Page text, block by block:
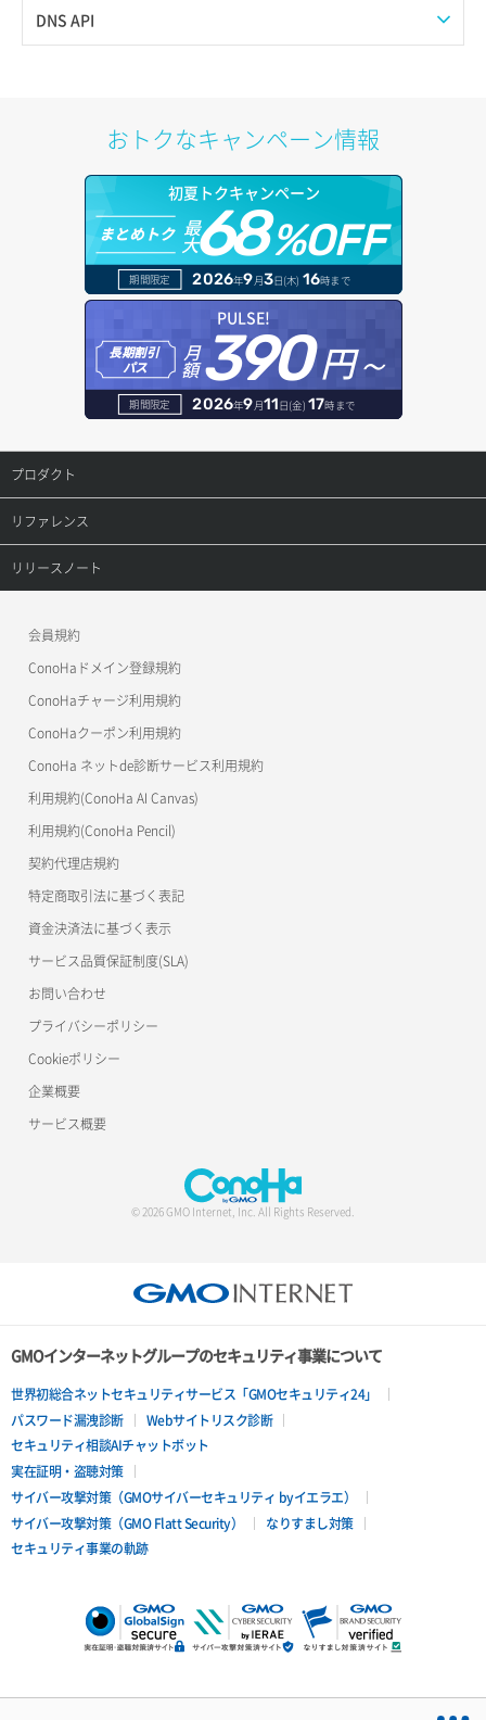
サブネット一覧取得
サブネット詳細取得
セキュリティグループ ルール一覧取得
セキュリティグループ ルール作成
セキュリティグループ ルール削除
セキュリティグループ ルール詳細取得
セキュリティグループ一覧取得
ネットワーク一覧取得
ネットワーク作成（ローカルネットワーク用）
ネットワーク削除（ローカルネットワーク用）
ネットワーク詳細取得
ポート一覧取得
ポート作成（ローカルネットワーク用）
ポート作成（追加IP用）
ポート削除
ポート詳細取得
プール作成
ヘルスモニタ一覧取得
ヘルスモニタ作成
ヘルスモニタ削除
ヘルスモニタ更新
ヘルスモニタ詳細取得
メンバー更新
メンバー詳細取得
メンバー追加
リスナー作成
リスナー削除
リスナー更新
リスナー詳細取得
ロードバランサー一覧取得
ロードバランサー削除
ロードバランサー更新
ロードバランサー詳細取得
ロードバランサー追加
Web公開
オブジェクトダウンロード
オブジェクトバージョン管理
オブジェクト一覧取得
オブジェクト削除
オブジェクト削除予約
オブジェクト複製
オブジェクト詳細取得
コンテナ一覧取得
コンテナ作成
コンテナ削除
ラージオブジェクトアップロード(DLO)
一時的Web公開
DNS API
ドメイン情報登録
ドメイン詳細取得
レコード一覧取得
レコード作成
レコード更新
レコード詳細取得
おトクなキャンペーン情報
初夏トクキャンペーン
まとめトク 最
大68%OFF
期間限定 2026年9月3日(木) 16時まで
PULSE!
長期割引
パス
月
額390円～
期間限定 2026年9月11日(金) 17時まで
プロダクト
プロダクトトップ
ConoHa VPS(Ver.3.0)
ConoHa for GAME
リファレンス
リファレンストップ
OpenStack CLI
Terraform
s3cmd
公開API(ConoHa VPS Ver.2.0)
リリースノート
会員規約
ConoHaドメイン登録規約
ConoHaチャージ利用規約
ConoHaクーポン利用規約
ConoHa ネットde診断サービス利用規約
利用規約(ConoHa AI Canvas)
利用規約(ConoHa Pencil)
契約代理店規約
特定商取引法に基づく表記
資金決済法に基づく表示
サービス品質保証制度(SLA)
お問い合わせ
プライバシーポリシー
Cookieポリシー
企業概要
サービス概要
© 2026 GMO Internet, Inc. All Rights Reserved.
GMOインターネットグループのセキュリティ事業について
世界初総合ネットセキュリティサービス「GMOセキュリティ24」
パスワード漏洩診断
Webサイトリスク診断
セキュリティ相談AIチャットボット
実在証明・盗聴対策
サイバー攻撃対策（GMOサイバーセキュリティ byイエラエ）
サイバー攻撃対策（GMO Flatt Security）
なりすまし対策
セキュリティ事業の軌跡